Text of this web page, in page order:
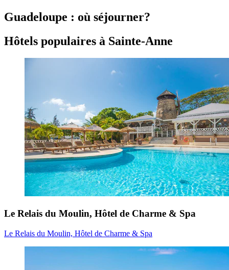
Guadeloupe : où séjourner?
Hôtels populaires à Sainte-Anne
Le Relais du Moulin, Hôtel de Charme & Spa
Le Relais du Moulin, Hôtel de Charme & Spa